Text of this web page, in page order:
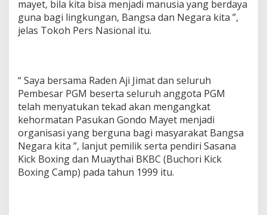
mayet, bila kita bisa menjadi manusia yang berdaya
guna bagi lingkungan, Bangsa dan Negara kita ”,
jelas Tokoh Pers Nasional itu.
“ Saya bersama Raden Aji Jimat dan seluruh
Pembesar PGM beserta seluruh anggota PGM
telah menyatukan tekad akan mengangkat
kehormatan Pasukan Gondo Mayet menjadi
organisasi yang berguna bagi masyarakat Bangsa
Negara kita ”, lanjut pemilik serta pendiri Sasana
Kick Boxing dan Muaythai BKBC (Buchori Kick
Boxing Camp) pada tahun 1999 itu.